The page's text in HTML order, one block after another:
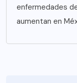
enfermedades
aumentan en